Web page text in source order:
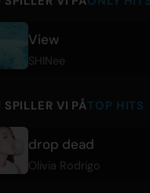
View
SHINee
SPILLER VI PÅTOP HITS
drop dead
Olivia Rodrigo